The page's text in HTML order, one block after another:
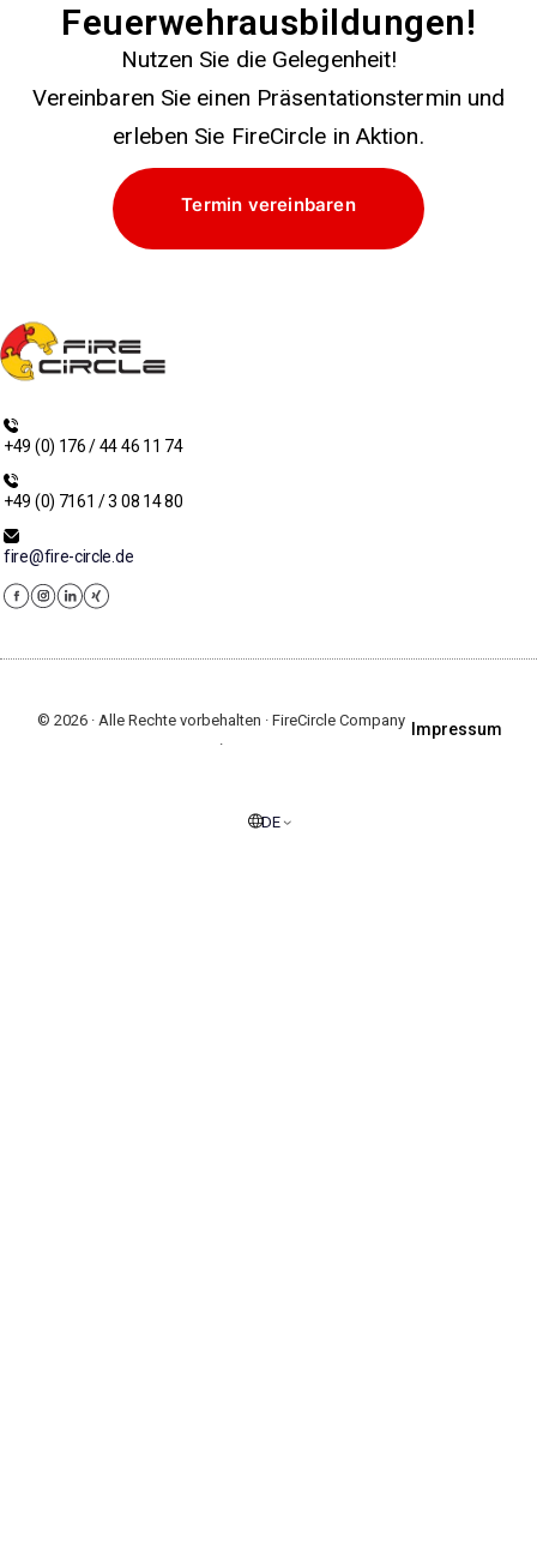
Feuerwehrausbildungen!
Nutzen Sie die Gelegenheit!
Vereinbaren Sie einen Präsentationstermin und
erleben Sie FireCircle in Aktion.
Termin vereinbaren
+49 (0) 176 / 44 46 11 74
+49 (0) 7161 / 3 08 14 80
fire@fire-circle.de
© 2026 · Alle Rechte vorbehalten · FireCircle Company
·
Impressum
DE